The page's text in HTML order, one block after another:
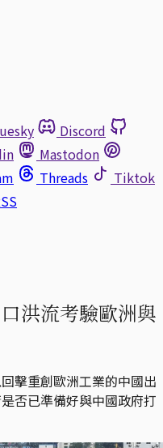
Discord
Mastodon
Threads
Tiktok
洪流考驗歐洲與
擊重創歐洲工業的中國出
否已準備好與中國政府打